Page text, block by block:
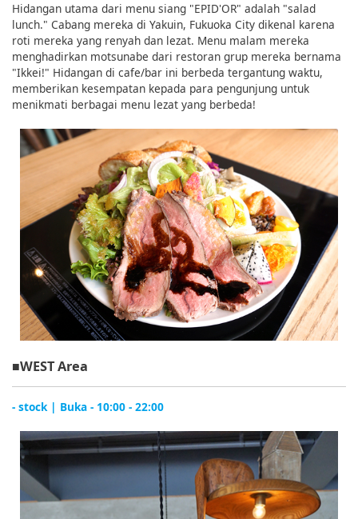
Hidangan utama dari menu siang "EPID'OR" adalah "salad
lunch." Cabang mereka di Yakuin, Fukuoka City dikenal karena
roti mereka yang renyah dan lezat. Menu malam mereka
menghadirkan motsunabe dari restoran grup mereka bernama
"Ikkei!" Hidangan di cafe/bar ini berbeda tergantung waktu,
memberikan kesempatan kepada para pengunjung untuk
menikmati berbagai menu lezat yang berbeda!
■WEST Area
- stock | Buka - 10:00 - 22:00